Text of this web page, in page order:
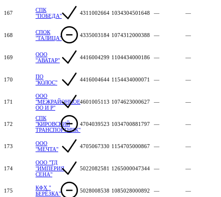
167
СПК
"ПОБЕДА"
4311002664 1034304501648 — —
168
СПОК
"ТАЛИЦА"
4335003184 1074312000388 — —
169
ООО
"АВАТАР"
4416004299 1104434000186 — —
170
ПО
"КОЛОС"
4416004644 1154434000071 — —
171
ООО
"МЕЖРАЙОННОЕ
ОО И Р"
4601005113 1074623000627 — —
172
СПК
"КИРОВСКИЙ
ТРАНСПОРТНИК"
4704039523 1034700881797 — —
173
ООО
"МЕЧТА"
4705067330 1154705000867 — —
174
ООО "ТД
"ИМПЕРИЯ
СЕНА"
5022082581 1265000047344 — —
175
КФХ "
БЕРЁЗКА"
5028008538 1085028000892 — —